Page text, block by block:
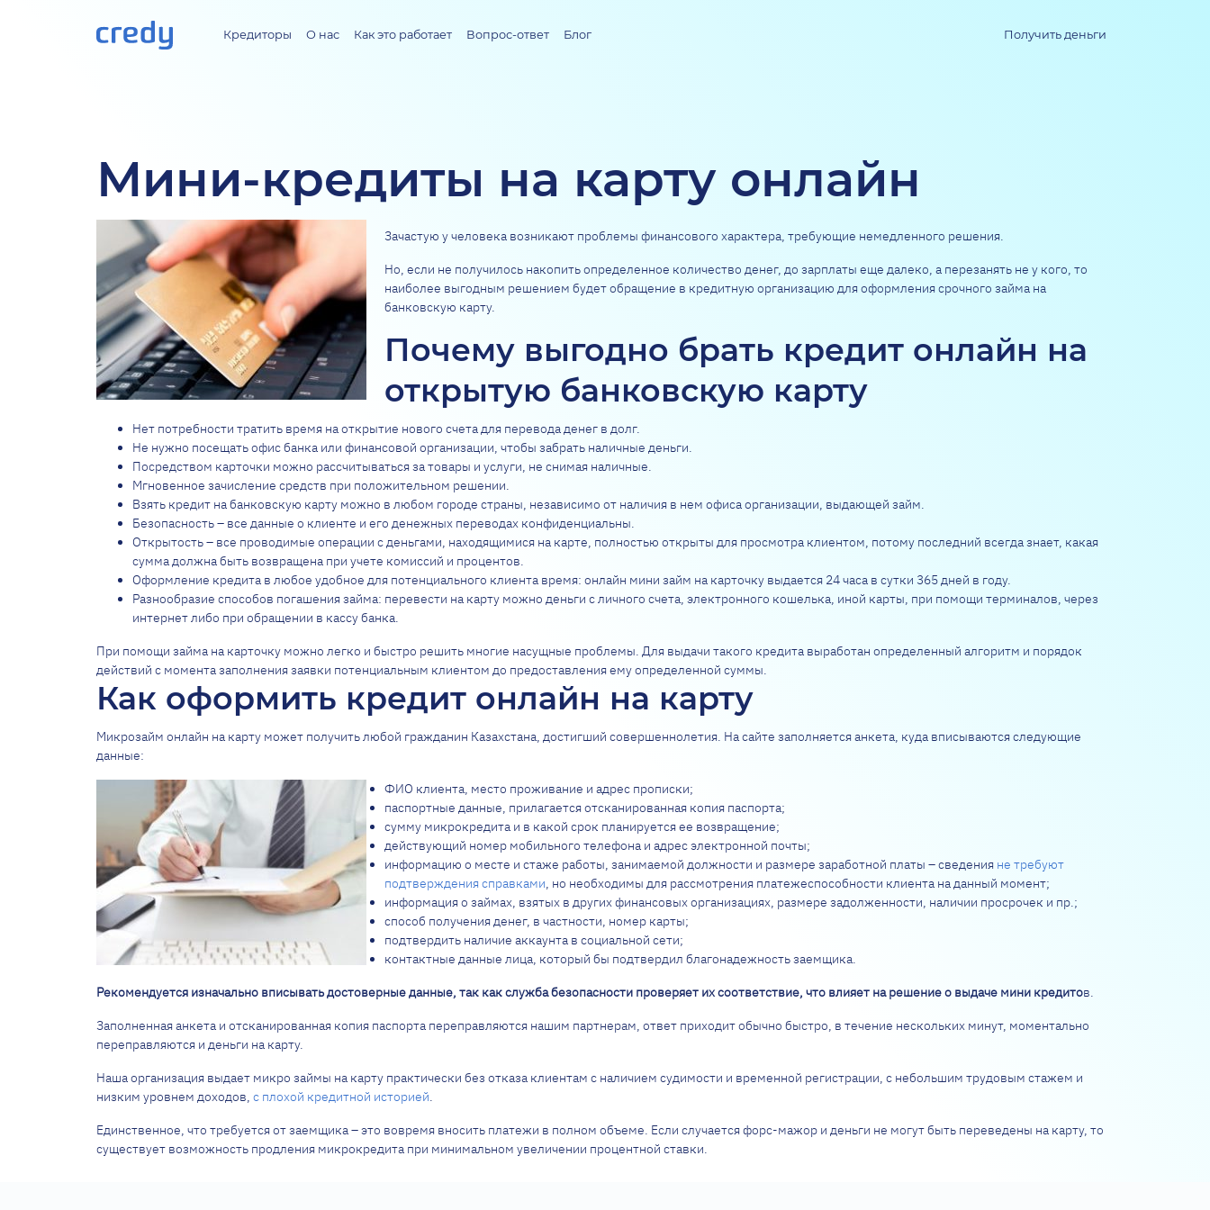
Кредиторы О нас Как это работает Вопрос-ответ Блог Получить деньги
Мини-кредиты на карту онлайн
Зачастую у человека возникают проблемы финансового характера, требующие немедленного решения.
Но, если не получилось накопить определенное количество денег, до зарплаты еще далеко, а перезанять не у кого, то
наиболее выгодным решением будет обращение в кредитную организацию для оформления срочного займа на
банковскую карту.
Почему выгодно брать кредит онлайн на
открытую банковскую карту
Нет потребности тратить время на открытие нового счета для перевода денег в долг.
Не нужно посещать офис банка или финансовой организации, чтобы забрать наличные деньги.
Посредством карточки можно рассчитываться за товары и услуги, не снимая наличные.
Мгновенное зачисление средств при положительном решении.
Взять кредит на банковскую карту можно в любом городе страны, независимо от наличия в нем офиса организации, выдающей займ.
Безопасность – все данные о клиенте и его денежных переводах конфиденциальны.
Открытость – все проводимые операции с деньгами, находящимися на карте, полностью открыты для просмотра клиентом, потому последний всегда знает, какая
сумма должна быть возвращена при учете комиссий и процентов.
Оформление кредита в любое удобное для потенциального клиента время: онлайн мини займ на карточку выдается 24 часа в сутки 365 дней в году.
Разнообразие способов погашения займа: перевести на карту можно деньги с личного счета, электронного кошелька, иной карты, при помощи терминалов, через
интернет либо при обращении в кассу банка.
При помощи займа на карточку можно легко и быстро решить многие насущные проблемы. Для выдачи такого кредита выработан определенный алгоритм и порядок
действий с момента заполнения заявки потенциальным клиентом до предоставления ему определенной суммы.
Как оформить кредит онлайн на карту
Микрозайм онлайн на карту может получить любой гражданин Казахстана, достигший совершеннолетия. На сайте заполняется анкета, куда вписываются следующие
данные:
ФИО клиента, место проживание и адрес прописки;
паспортные данные, прилагается отсканированная копия паспорта;
сумму микрокредита и в какой срок планируется ее возвращение;
действующий номер мобильного телефона и адрес электронной почты;
информацию о месте и стаже работы, занимаемой должности и размере заработной платы – сведения не требуют
подтверждения справками, но необходимы для рассмотрения платежеспособности клиента на данный момент;
информация о займах, взятых в других финансовых организациях, размере задолженности, наличии просрочек и пр.;
способ получения денег, в частности, номер карты;
подтвердить наличие аккаунта в социальной сети;
контактные данные лица, который бы подтвердил благонадежность заемщика.
Рекомендуется изначально вписывать достоверные данные, так как служба безопасности проверяет их соответствие, что влияет на решение о выдаче мини кредитов.
Заполненная анкета и отсканированная копия паспорта переправляются нашим партнерам, ответ приходит обычно быстро, в течение нескольких минут, моментально
переправляются и деньги на карту.
Наша организация выдает микро займы на карту практически без отказа клиентам с наличием судимости и временной регистрации, с небольшим трудовым стажем и
низким уровнем доходов, с плохой кредитной историей.
Единственное, что требуется от заемщика – это вовремя вносить платежи в полном объеме. Если случается форс-мажор и деньги не могут быть переведены на карту, то
существует возможность продления микрокредита при минимальном увеличении процентной ставки.